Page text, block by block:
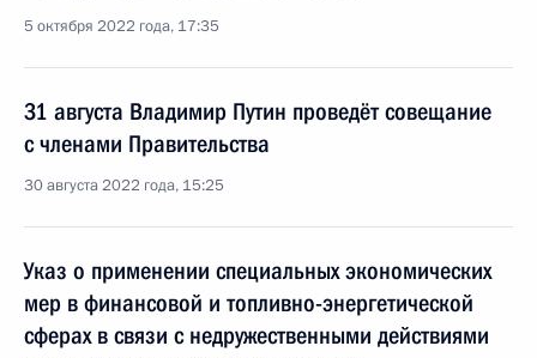
5 октября 2022 года, 17:35
31 августа Владимир Путин проведёт совещание
с членами Правительства
30 августа 2022 года, 15:25
Указ о применении специальных экономических
мер в финансовой и топливно-энергетической
сферах в связи с недружественными действиями